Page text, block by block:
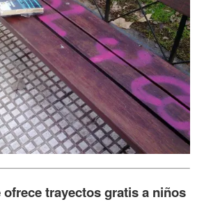
ofrece trayectos gratis a niños